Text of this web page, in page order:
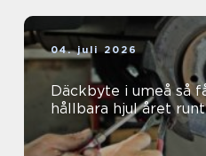
04. juli 2026
Däckbyte i umeå så får du säkra och
hållbara hjul året runt